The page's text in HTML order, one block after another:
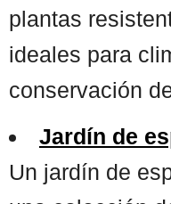
plantas
ideales para
conservación
Jardín de
Un jardín de